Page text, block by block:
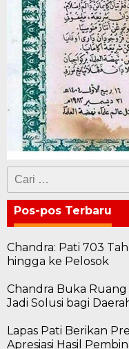
Cari
untuk:
Pos-pos Terbaru
Chandra: Pati 703
hingga ke Pelosok
Chandra Buka Ruang
Jadi Solusi bagi
Lapas Pati Berikan
Apresiasi Hasil